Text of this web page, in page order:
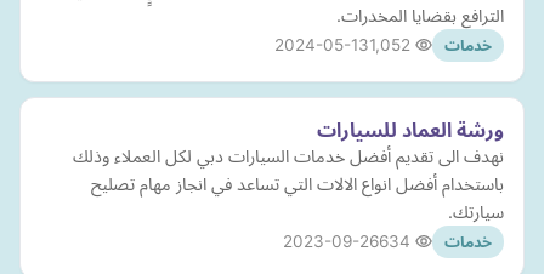
الترافع بقضايا المخدرات.
خدمات 2024-05-13
ورشة العماد للسيارات
نهدف الى تقديم أفضل خدمات السيارات دبي لكل العملاء وذلك
باستخدام أفضل انواع الالات التي تساعد في انجاز مهام تصليح
سيارتك.
خدمات 2023-09-26